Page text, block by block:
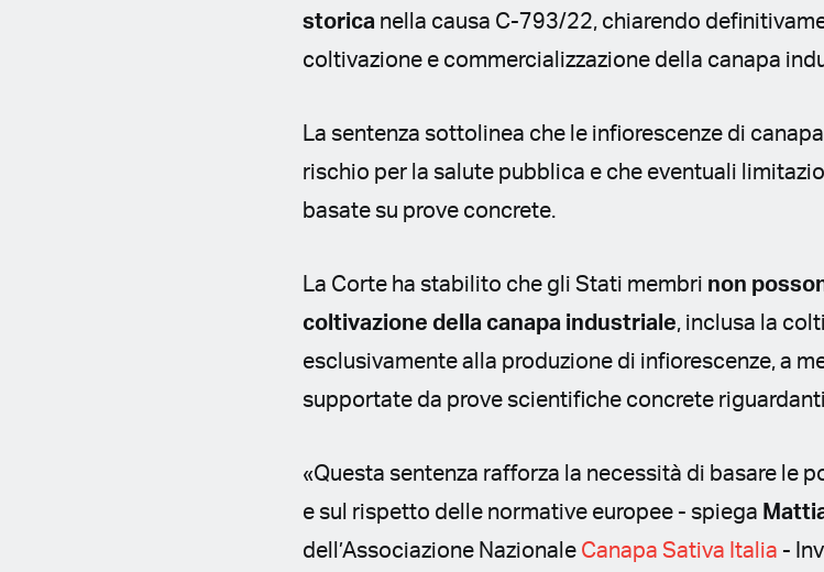
storica nella causa C-793/22, chiarendo
coltivazione e commercializzazione della canapa
La sentenza sottolinea che le infiorescenze di
rischio per la salute pubblica e che eventuali
basate su prove concrete.
La Corte ha stabilito che gli Stati membri non
coltivazione della canapa industriale, inclusa la
esclusivamente alla produzione di infiorescenze, a
supportate da prove scientifiche concrete
«Questa sentenza rafforza la necessità di basare le
e sul rispetto delle normative europee - spiega
dell’Associazione Nazionale Canapa Sativa Italia -